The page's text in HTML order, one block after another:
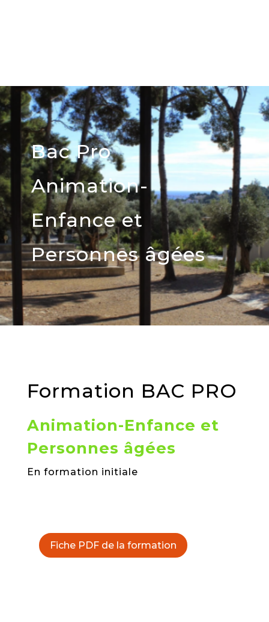
Bac Pro
Animation-
Enfance et
Personnes âgées
Formation BAC PRO
Animation-Enfance et
Personnes âgées
En formation initiale
Fiche PDF de la formation